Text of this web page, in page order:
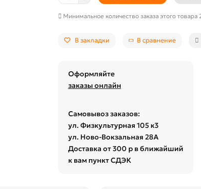
Минимальное количество заказа этого товара
В закладки В сравнение
Оформляйте
заказы онлайн
Самовывоз заказов:
ул. Физкультурная 105 к3
ул. Ново-Вокзальная 28А
Доставка от 300 р в ближайший
к вам пункт СДЭК